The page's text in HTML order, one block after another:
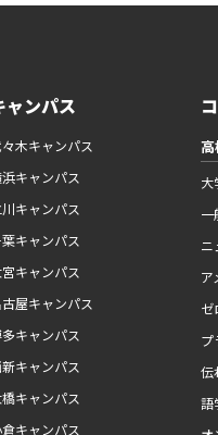
ャンパス
木キャンパス
キャンパス
キャンパス
キャンパス
キャンパス
屋キャンパス
キャンパス
キャンパス
キャンパス
キャンパス
高
大
一
ニ
ア
ゼ
プ
伝
語